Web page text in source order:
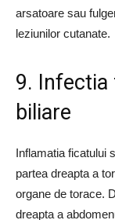
arsatoare sau
leziunilor cutanate.
9. Infectia
biliare
Inflamatia ficatului
partea dreapta a
organe de torace.
dreapta a